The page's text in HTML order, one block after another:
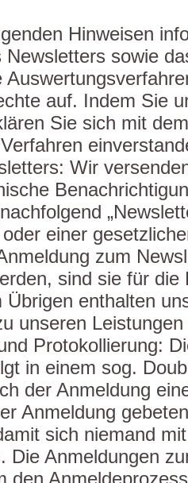
Hinweisen
Newsletters sowie
auf. Indem Sie
Sie sich mit
Wir
einer
zum
sind sie für die
Übrigen enthalten
unseren
Protokollierung:
in einem sog.
der Anmeldung
Anmeldung
sich niemand
Die Anmeldungen
den